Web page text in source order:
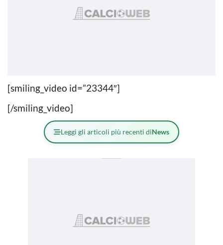
[smiling_video id=”23344″]
[/smiling_video]
Leggi gli articoli più recenti diNews